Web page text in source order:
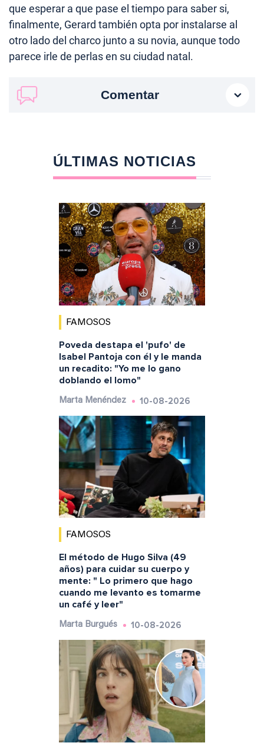
que esperar a que pase el tiempo para saber si,
finalmente, Gerard también opta por instalarse al
otro lado del charco junto a su novia, aunque todo
parece irle de perlas en su ciudad natal.
Comentar
ÚLTIMAS NOTICIAS
FAMOSOS
Poveda destapa el 'pufo' de
Isabel Pantoja con él y le manda
un recadito: "Yo me lo gano
doblando el lomo"
Marta Menéndez 10-08-2026
FAMOSOS
El método de Hugo Silva (49
años) para cuidar su cuerpo y
mente: " Lo primero que hago
cuando me levanto es tomarme
un café y leer"
Marta Burgués 10-08-2026